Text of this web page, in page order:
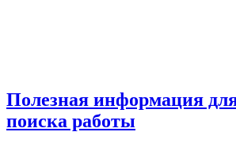
Полезная информация
поиска работы